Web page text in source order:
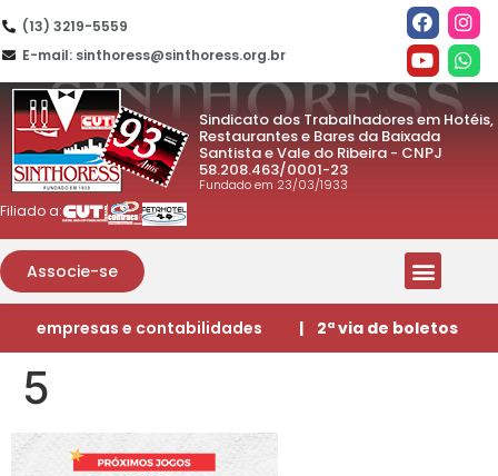
(13) 3219-5559
E-mail: sinthoress@sinthoress.org.br
Sindicato dos Trabalhadores em Hotéis,
Restaurantes e Bares da Baixada
Santista e Vale do Ribeira - CNPJ
58.208.463/0001-23
Fundado em 23/03/1933
Filiado a:
Associe-se
empresas e contabilidades | 2ª via de boletos
5